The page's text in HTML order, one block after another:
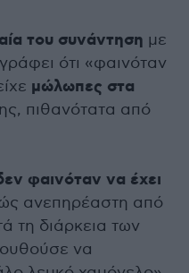
του συνάντηση με
ότι «φαινόταν
μώλωπες στα
πιθανότατα από
φαινόταν να έχει
ανεπηρέαστη από
τη διάρκεια των
να